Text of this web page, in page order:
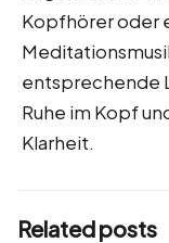
Kopfhörer oder
entsprechende
Ruhe im Kopf
Klarheit.
Related posts